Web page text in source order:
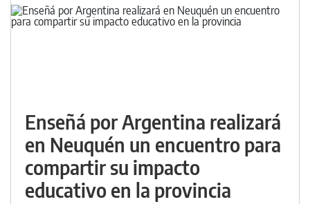
Enseñá por Argentina realizará
en Neuquén un encuentro para
compartir su impacto
educativo en la provincia